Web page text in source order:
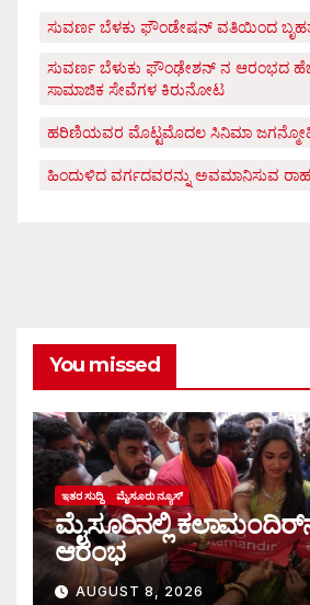
ಸುವರ್ಣ ಬೆಳಕು ಫೌಂಡೇಷನ್ ವತಿಯಿಂದ
ಸುವರ್ಣ ಬೆಳುಕು ಫೌಂಢೇಶನ್ ನ ಆರಂಭದ
ಸಾಮಾಜಿಕ ಸೇವೆಗಳ ಕಿರುನೋಟ
ಹರಿಣಿಯವರ ಮೊಟ್ಟಮೊದಲ ಸಿನಿಮಾ
ಹಿಂದುಳಿದ ವರ್ಗದವರನ್ನು ಅವಮಾನಿಸುವ
You missed
ಇತರ ಸುದ್ದಿ ಮೈಸೂರು ನ್ಯೂಸ್
ಮೈಸೂರಿನಲ್ಲಿ
ಆರಂಭ
AUGUST 8, 2026